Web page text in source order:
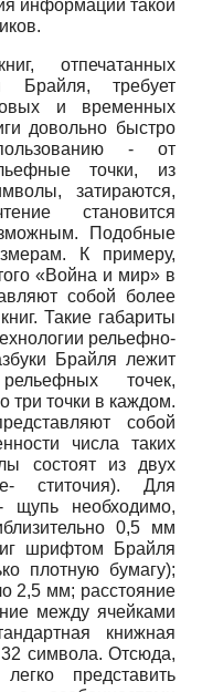
информации такой
отпечатанных
Брай­ля, требует
и временных
довольно быстро
- от
точки, из
затираются,
становится
Подобные
К примеру,
«Война и мир» в
собой более
Такие габариты
рельефно-
Брайля лежит
точек,
три точки в каждом.
собой
числа таких
состоят из двух
ститочия). Для
щупь необходимо,
0,5 мм
шрифтом Брайля
плотную бумагу);
2,5 мм; расстояние
между ячейками
книжная
символа. Отсюда,
представить